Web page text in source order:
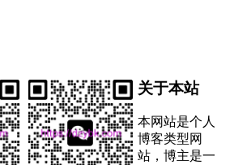
关于本站
本网站是个人
博客类型网
站，博主是一